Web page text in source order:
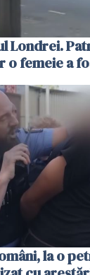
Londrei.
o femeie a
la o